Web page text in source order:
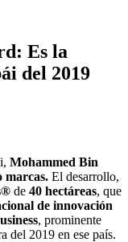
Es la
del 2019
Mohammed Bin
marcas. El desarrollo,
de 40 hectáreas, que
de innovación
, prominente
del 2019 en ese país.